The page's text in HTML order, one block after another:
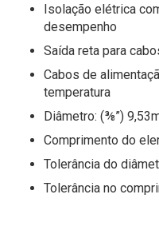
Isolação elétrica
desempenho
Saída reta para
Cabos de
temperatura
Diâmetro: (⅜”)
Comprimento do
Tolerância do
Tolerância no